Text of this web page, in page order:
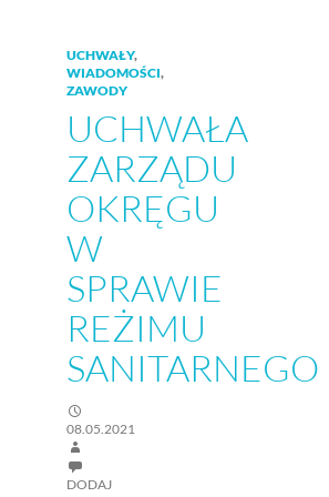
UCHWAŁY,
WIADOMOŚCI,
ZAWODY
UCHWAŁA
ZARZĄDU
OKRĘGU
W
SPRAWIE
REŻIMU
SANITARNEGO
08.05.2021
DODAJ